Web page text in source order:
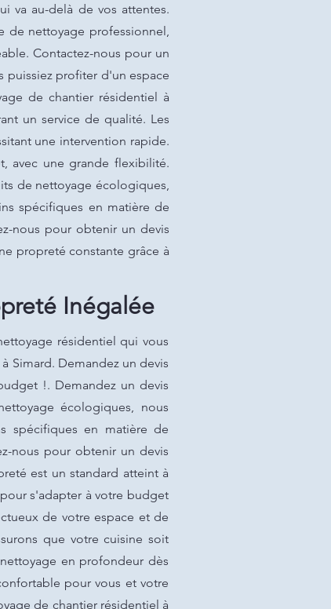
va au-delà de vos attentes.
de nettoyage professionnel,
Contactez-nous pour un
puissiez profiter d'un espace
de chantier résidentiel à
un service de qualité. Les
une intervention rapide.
avec une grande flexibilité.
de nettoyage écologiques,
spécifiques en matière de
nous pour obtenir un devis
propreté constante grâce à
Inégalée
résidentiel qui vous
Simard. Demandez un devis
!. Demandez un devis
écologiques, nous
spécifiques en matière de
nous pour obtenir un devis
est un standard atteint à
s'adapter à votre budget
de votre espace et de
que votre cuisine soit
en profondeur dès
pour vous et votre
de chantier résidentiel à